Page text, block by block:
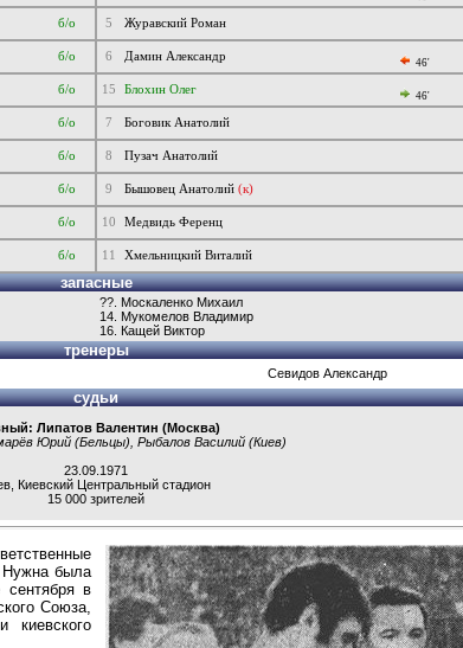
б/о
б/о
б/о
б/о
б/о
б/о
б/о
б/о
5 Журавский Роман
6 Дамин Александр 46'
15 Блохин Олег 46'
7 Боговик Анатолий
8 Пузач Анатолий
9 Бышовец Анатолий (к)
10 Медвидь Ференц
11 Хмельницкий Виталий
запасные
??. Москаленко Михаил
14. Мукомелов Владимир
16. Кащей Виктор
тренеры
Севидов Александр
судьи
Липатов Валентин (Москва)
Юрий (Бельцы), Рыбалов Василий (Киев)
23.09.1971
, Киевский Центральный стадион
15 000 зрителей
Нужна была
сентября в
Союза,
киевского